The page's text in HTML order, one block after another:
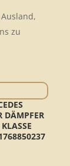
zu
DÄMPFER